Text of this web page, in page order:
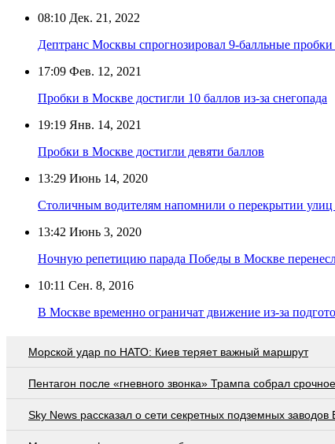
08:10 Дек. 21, 2022
Дептранс Москвы спрогнозировал 9-балльные пробки
17:09 Фев. 12, 2021
Пробки в Москве достигли 10 баллов из-за снегопада
19:19 Янв. 14, 2021
Пробки в Москве достигли девяти баллов
13:29 Июнь 14, 2020
Столичным водителям напомнили о перекрытии улиц
13:42 Июнь 3, 2020
Ночную репетицию парада Победы в Москве
10:11 Сен. 8, 2016
В Москве временно ограничат движение из-за
Морской удар по НАТО: Киев теряет важный маршрут
Пентагон после «гневного звонка» Трампа собрал
Sky News рассказал о сети секретных подземных заводов